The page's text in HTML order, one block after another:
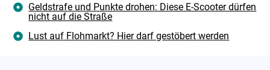
Geldstrafe und Punkte drohen: Diese E-Scooter dürfen
nicht auf die Straße
Lust auf Flohmarkt? Hier darf gestöbert werden